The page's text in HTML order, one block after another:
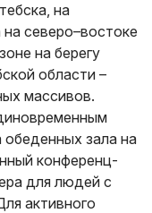
на
северо–востоке
на берегу
области –
массивов.
зала на
конференц-
для людей с
активного